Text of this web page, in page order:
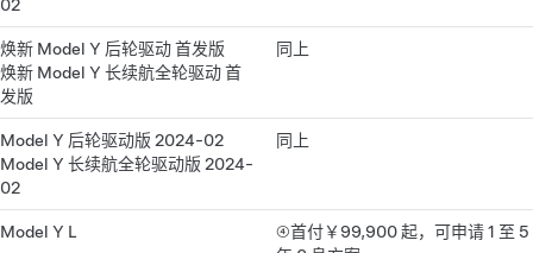
02
焕新 Model Y 后轮驱动 首发版
焕新 Model Y 长续航全轮驱动 首
发版
同上
Model Y 后轮驱动版 2024-02
Model Y 长续航全轮驱动版 2024-
02
同上
Model Y L
④首付￥99,900 起，可申请 1 至 5